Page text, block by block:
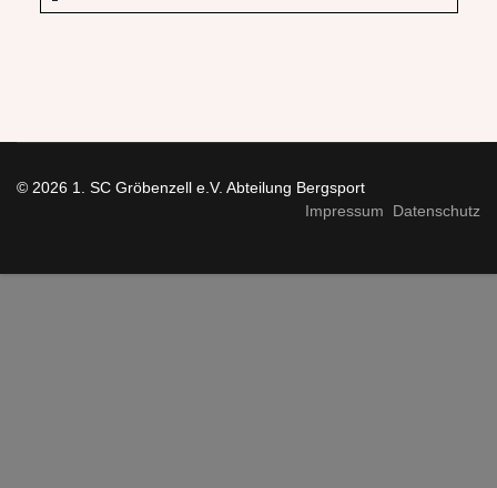
© 2026 1. SC Gröbenzell e.V. Abteilung Bergsport
Impressum
Datenschutz